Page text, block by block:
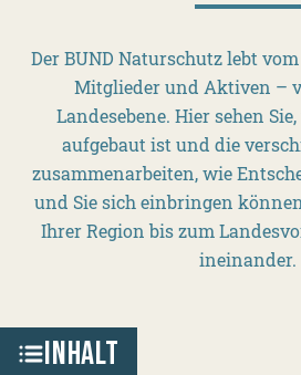
Der BUND Naturschutz lebt
Mitglieder und Aktiven –
Landesebene. Hier sehen
aufgebaut ist und die
zusammenarbeiten, wie
und Sie sich einbringen
Ihrer Region bis zum
ineinander.
INHALT